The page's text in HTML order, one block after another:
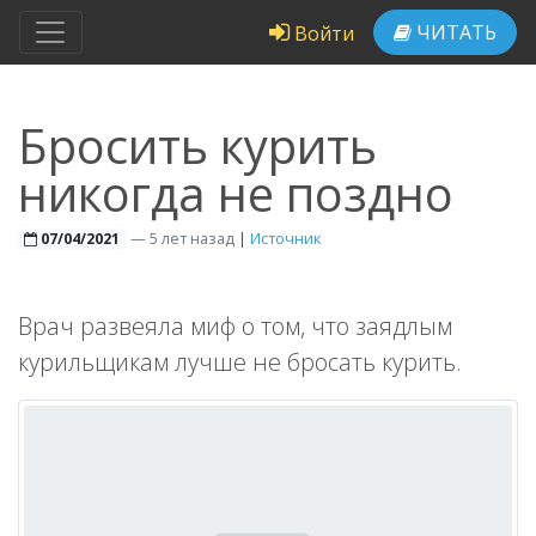
Войти ЧИТАТЬ
Бросить курить
никогда не поздно
07/04/2021 —5 лет назад | Источник
Врач развеяла миф о том, что заядлым
курильщикам лучше не бросать курить.